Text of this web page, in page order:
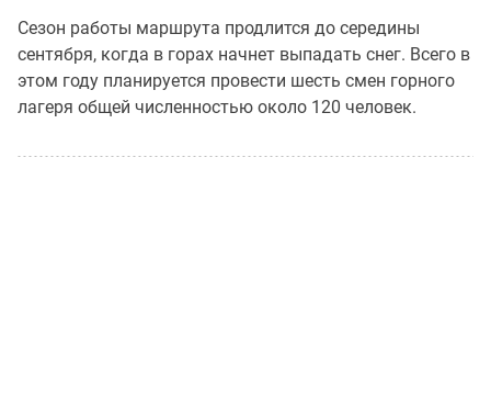
Сезон работы маршрута продлится до середины
сентября, когда в горах начнет выпадать снег. Всего в
этом году планируется провести шесть смен горного
лагеря общей численностью около 120 человек.